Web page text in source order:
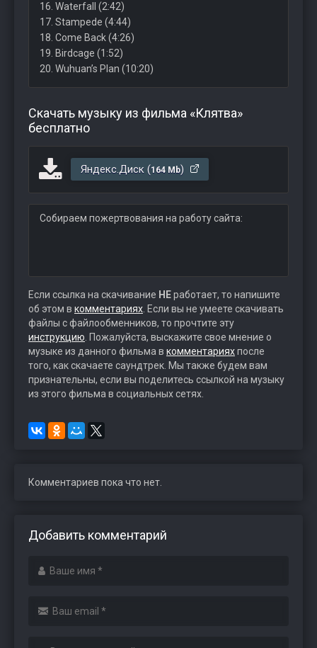
16. Waterfall (2:42)
17. Stampede (4:44)
18. Come Back (4:26)
19. Birdcage (1:52)
20. Wuhuan’s Plan (10:20)
Скачать музыку из фильма «Клятва»
бесплатно
Яндекс.Диск (164 Mb)
Собираем пожертвования на работу сайта:
Если ссылка на скачивание НЕработает, то напишите
об этом в комментариях . Если вы не умеете скачивать
файлы с файлообменников, то прочтите эту
инструкцию . Пожалуйста, выскажите свое мнение о
музыке из данного фильма в комментарияхпосле
того, как скачаете саундтрек. Мы также будем вам
признательны, если вы поделитесь ссылкой на музыку
из этого фильма в социальных сетях.
Комментариев пока что нет.
Добавить комментарий